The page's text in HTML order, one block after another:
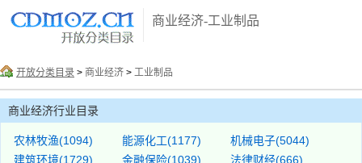
商业经济-工业制品
开放分类目录 > 商业经济 > 工业制品
商业经济行业目录
农林牧渔(1094) 能源化工(1177)
机械电子(5044)
建筑环境(1729)
金融保险(1039)
法律财经(666)